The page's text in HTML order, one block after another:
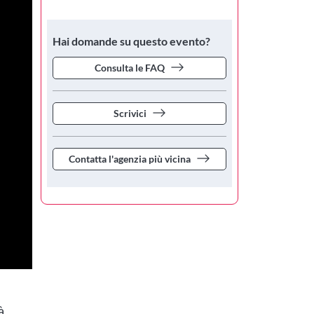
Hai domande su questo evento?
Consulta le FAQ
Scrivici
Contatta l'agenzia più vicina